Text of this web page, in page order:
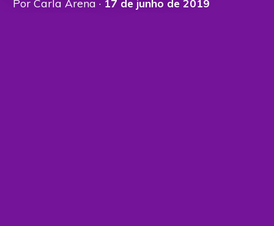
Por Carla Arena · 17 de junho de 2019